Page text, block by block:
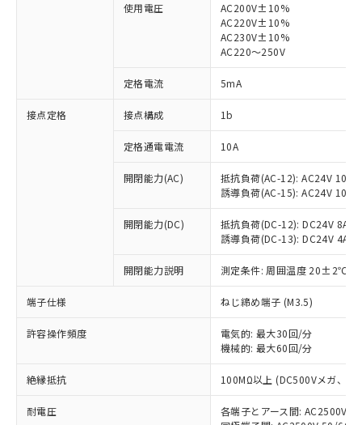
使用電圧
AC200V±10%
AC220V±10%
AC230V±10%
AC220～250V
定格電流 5mA
接点定格 接点構成 1b
定格通電電流 10A
開閉能力(AC)
抵抗負荷(AC-12): AC24V 10A/
誘導負荷(AC-15): AC24V
開閉能力(DC)
抵抗負荷(DC-12): DC24V 8A/
誘導負荷(DC-13): DC24V 4A/
開閉能力説明 測定条件: 周囲温度 20±2℃、
端子仕様 ねじ締め端子 (M3.5)
許容操作頻度
電気的: 最大30回/分
機械的: 最大60回/分
絶縁抵抗 100MΩ以上 (DC500Vメガ、点
耐電圧
各端子とアース間: AC2500V
ご利用条件
以下の条件をお読みいただき、同意のうえ
本サービスは、当社制御機器事業取扱
商品の当社在庫状況および標準価格
(税抜)を提供させていただくもので
当社制御機器事業取扱商品の中には、
本サービスの対象外となる商品もある
ことをご了承ください。
在庫状況および標準価格照会結果は、
記載している更新日時点での社内デー
タに基づき作成されるものであり、閲
準価格とは異なる場合があることをご
対応済み：EU RoHS指令（10物質）の
非含有に対応した製品が提供可能な商品で
対応予定：EU RoHS指令（10物質）の非含
有に対応した製品に切り替える予定のある
対応予定なし：EU RoHS指令（10物質）の
非含有に非対応の商品で、対応品を出す予
調査・確認中：EU RoHS指令（10物質）の
非含有の対応状況を調査中または確認中の
非該当品：ライセンス料など無形物で、有
害物質有無と関係のない商品です。
仕入先様の事情により、非含有部品として
いたものが、含有品と判明した場合などや
むを得ず変更することがあります。
*EU RoHS指令（10物質）：
鉛(Pb) 1000ppm以下、 水銀(Hg) 1000ppm以下、 カド
六価クロム(Cr(Ⅵ)) 1000ppm以下、ポリ臭化ビフェニル
「○」：最大均質材料含有率が中国RoHSの
基準値以下であることを示します。
「×」：最大均質材料含有率が中国RoHSの
基準値を超えていることを示します。
「－」：未確認です。当社販売部門へお問
当社は、これら貴社製品のうち、外国
為替および外国貿易法に定める商品
（以下｢規制貨物等」という）を輸出
または国外への提供する場合は、日本
国政府の輸出許可(または役務取引許
可)を取得するなどの必要な手続きを